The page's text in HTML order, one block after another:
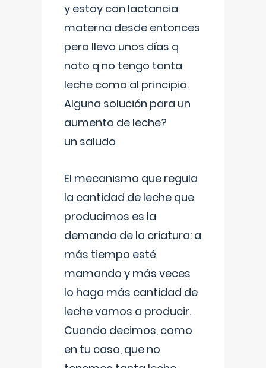
y estoy con lactancia
materna desde entonces
pero llevo unos días q
noto q no tengo tanta
leche como al principio.
Alguna solución para un
aumento de leche?
un saludo
El mecanismo que regula
la cantidad de leche que
producimos es la
demanda de la criatura: a
más tiempo esté
mamando y más veces
lo haga más cantidad de
leche vamos a producir.
Cuando decimos, como
en tu caso, que no